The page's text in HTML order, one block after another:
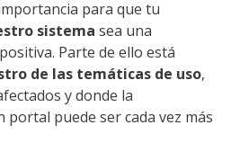
para que tu
sistema sea una
Parte de ello está
de las temáticas de uso,
y donde la
puede ser cada vez más